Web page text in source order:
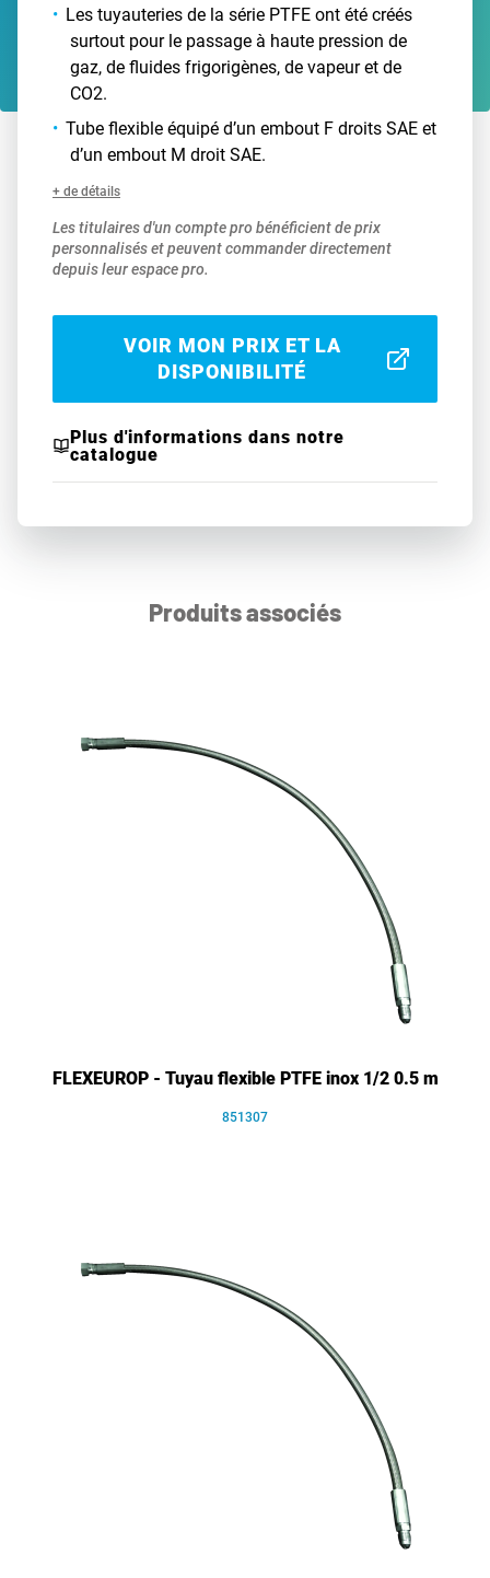
Les tuyauteries de la série PTFE ont été créés
surtout pour le passage à haute pression de
gaz, de fluides frigorigènes, de vapeur et de
CO2.
Tube flexible équipé d’un embout F droits SAE et
d’un embout M droit SAE.
+ de détails
Les titulaires d'un compte pro bénéficient de prix
personnalisés et peuvent commander directement
depuis leur espace pro.
VOIR MON PRIX ET LA
DISPONIBILITÉ
Plus d'informations dans notre
catalogue
Produits associés
FLEXEUROP - Tuyau flexible PTFE inox 1/2 0.5 m
851307